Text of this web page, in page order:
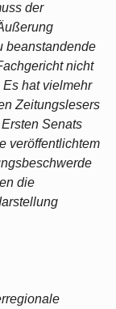
der
beanstandende
nicht
hat vielmehr
Zeitungslesers
Senats
veröffentlichtem
die